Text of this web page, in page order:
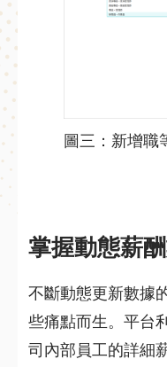
圖三：新增職
掌握動態薪
不斷動態更新數據
些痛點而生。平台
司內部員工的詳細